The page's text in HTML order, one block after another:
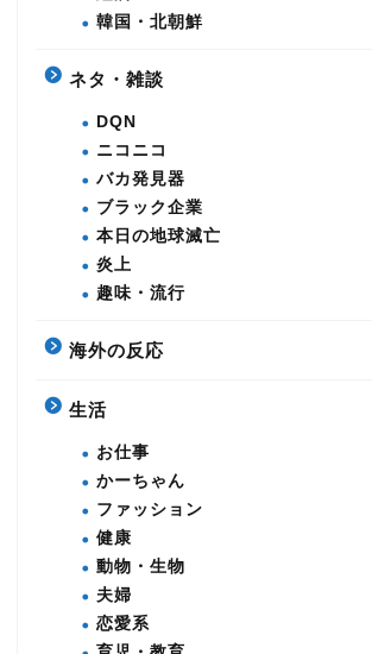
韓国・北朝鮮
ネタ・雑談
DQN
ニコニコ
バカ発見器
ブラック企業
本日の地球滅亡
炎上
趣味・流行
海外の反応
生活
お仕事
かーちゃん
ファッション
健康
動物・生物
夫婦
恋愛系